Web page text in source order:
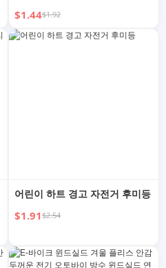
$1.44$1.92
어린이 하트 경고 자전거 후미등
$1.91$2.54